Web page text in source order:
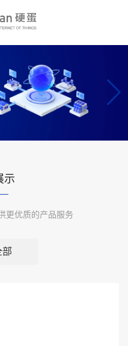
示
更优质的产品服务
部